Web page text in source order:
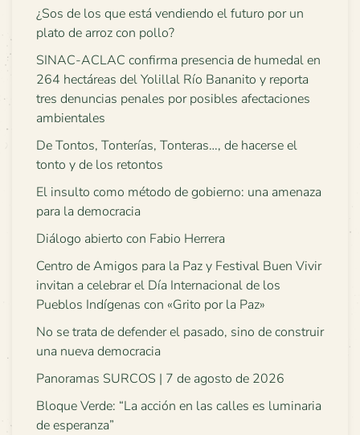
¿Sos de los que está vendiendo el futuro por un
plato de arroz con pollo?
SINAC-ACLAC confirma presencia de humedal en
264 hectáreas del Yolillal Río Bananito y reporta
tres denuncias penales por posibles afectaciones
ambientales
De Tontos, Tonterías, Tonteras…, de hacerse el
tonto y de los retontos
El insulto como método de gobierno: una amenaza
para la democracia
Diálogo abierto con Fabio Herrera
Centro de Amigos para la Paz y Festival Buen Vivir
invitan a celebrar el Día Internacional de los
Pueblos Indígenas con «Grito por la Paz»
No se trata de defender el pasado, sino de construir
una nueva democracia
Panoramas SURCOS | 7 de agosto de 2026
Bloque Verde: “La acción en las calles es luminaria
de esperanza”